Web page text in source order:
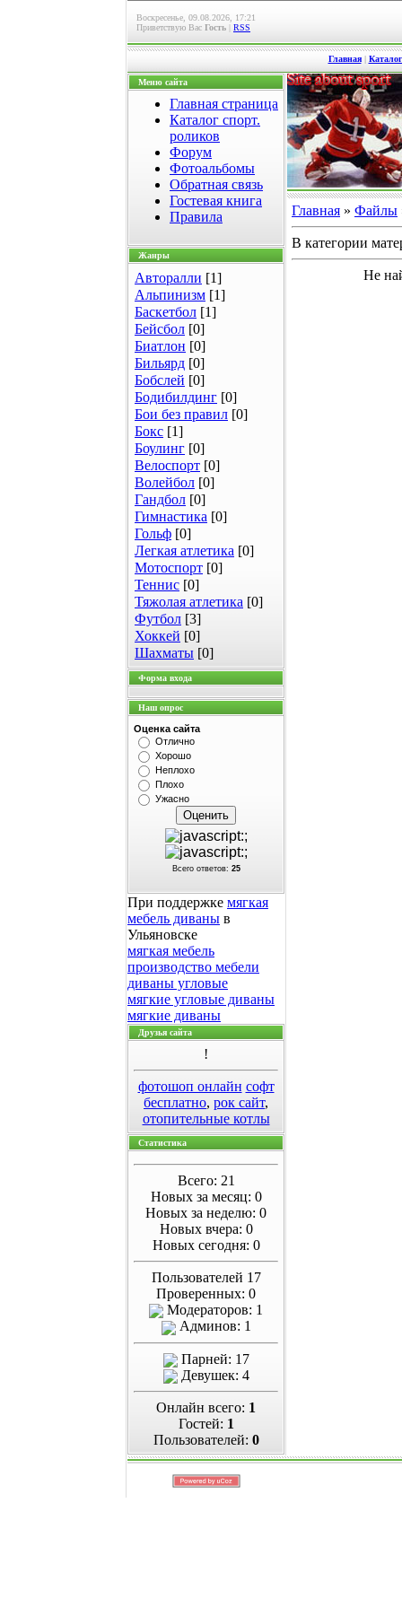
Воскресенье, 09.08.2026, 17:21
Приветствую Вас Гость | RSS
Главная|
Меню сайта
Главная страница
Каталог спорт.
роликов
Форум
Фотоальбомы
Обратная связь
Гостевая книга
Правила
Жанры
Авторалли [1]
Альпинизм [1]
Баскетбол [1]
Бейсбол [0]
Биатлон [0]
Бильярд [0]
Бобслей [0]
Бодибилдинг [0]
Бои без правил [0]
Бокс [1]
Боулинг [0]
Велоспорт [0]
Волейбол [0]
Гандбол [0]
Гимнастика [0]
Гольф [0]
Легкая атлетика [0]
Мотоспорт [0]
Теннис [0]
Тяжолая атлетика [0]
Футбол [3]
Хоккей [0]
Шахматы [0]
Форма входа
Наш опрос
Оценка сайта
Отлично
Хорошо
Неплохо
Плохо
Ужасно
Всего ответов: 25
При поддержке мягкая
мебель диваны в
Ульяновске
мягкая мебель
производство мебели
диваны угловые
мягкие угловые диваны
мягкие диваны
Друзья сайта
!
фотошоп онлайн софт
бесплатно, рок сайт,
отопительные котлы
Статистика
Всего: 21
Новых за месяц: 0
Новых за неделю: 0
Новых вчера: 0
Новых сегодня: 0
Пользователей 17
Проверенных: 0
Модераторов: 1
Админов: 1
Парней: 17
Девушек: 4
Онлайн всего: 1
Гостей: 1
Пользователей: 0
Главная » Файлы
В категории
Не